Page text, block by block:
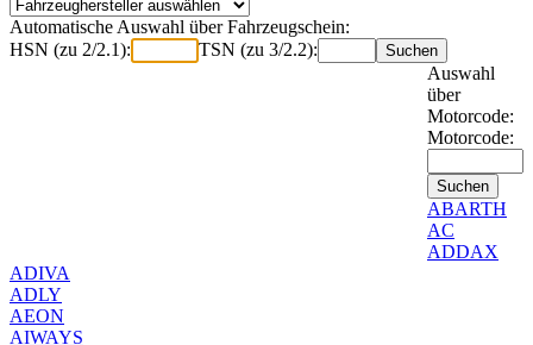
Automatische Auswahl über Fahrzeugschein:
HSN (zu 2/2.1):
TSN (zu 3/2.2):
Auswahl
über
Motorcode:
Motorcode:
ABARTH
AC
ADDAX
ADIVA
ADLY
AEON
AIWAYS